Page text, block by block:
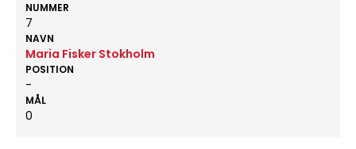
NUMMER
7
NAVN
Maria Fisker Stokholm
POSITION
-
MÅL
0